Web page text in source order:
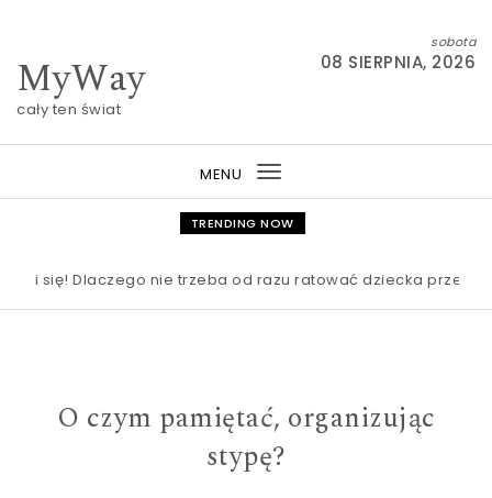
MyWay
cały ten świat
sobota
08 SIERPNIA, 2026
MENU
Toggle
navigation
TRENDING NOW
się! Dlaczego nie trzeba od razu ratować dziecka przed
O czym pamiętać, organizując
stypę?